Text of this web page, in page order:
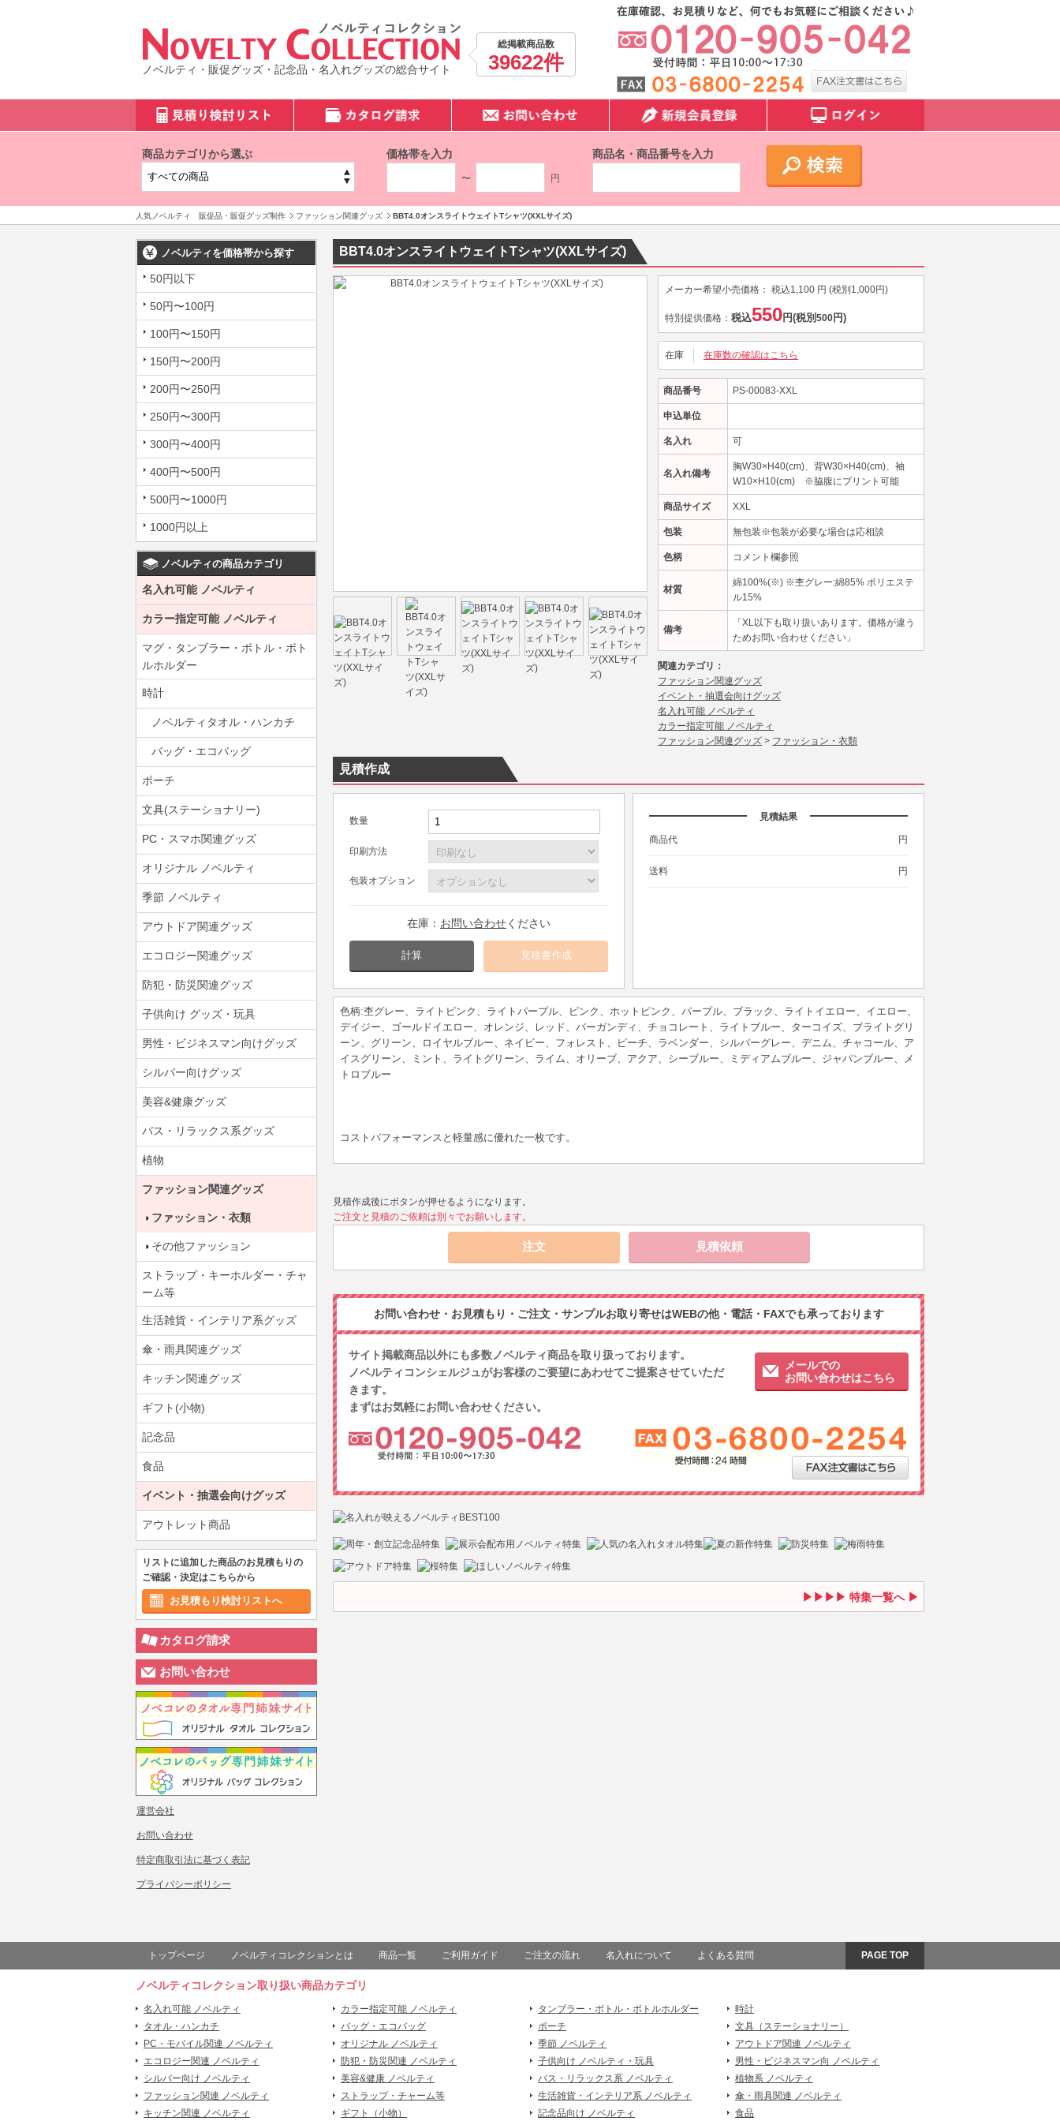
ノベルティ・販促グッズ・記念品・名入れグッズの総合サイト
総掲載商品数
39622件
商品カテゴリから選ぶ 価格帯を入力
〜 円
商品名・商品番号を入力
人気ノベルティ 販促品・販促グッズ制作 ファッション関連グッズ BBT4.0オンスライトウェイトTシャツ(XXLサイズ)
ノベルティを価格帯から探す
50円以下
50円〜100円
100円〜150円
150円〜200円
200円〜250円
250円〜300円
300円〜400円
400円〜500円
500円〜1000円
1000円以上
ノベルティの商品カテゴリ
名入れ可能 ノベルティ
カラー指定可能 ノベルティ
マグ・タンブラー・ボトル・ボト
ルホルダー
時計
ノベルティタオル・ハンカチ
バッグ・エコバッグ
ポーチ
文具(ステーショナリー)
PC・スマホ関連グッズ
オリジナル ノベルティ
季節 ノベルティ
アウトドア関連グッズ
エコロジー関連グッズ
防犯・防災関連グッズ
子供向け グッズ・玩具
男性・ビジネスマン向けグッズ
シルバー向けグッズ
美容&健康グッズ
バス・リラックス系グッズ
植物
ファッション関連グッズ
ファッション・衣類
その他ファッション
ストラップ・キーホルダー・チャ
ーム等
生活雑貨・インテリア系グッズ
傘・雨具関連グッズ
キッチン関連グッズ
ギフト(小物)
記念品
食品
イベント・抽選会向けグッズ
アウトレット商品
リストに追加した商品のお見積もりの
ご確認・決定はこちらから
お見積もり検討リストへ
カタログ請求
お問い合わせ
運営会社
お問い合わせ
特定商取引法に基づく表記
プライバシーポリシー
BBT4.0オンスライトウェイトTシャツ(XXLサイズ)
メーカー希望小売価格： 税込1,100 円 (税別 1,000円)
特別提供価格： 税込550円(税別 500円)
在庫 在庫数の確認はこちら
商品番号 PS-00083-XXL
申込単位
名入れ 可
名入れ備考
胸W30×H40(cm)、背W30×H40(cm)、袖
W10×H10(cm) ※脇腹にプリント可能
商品サイズ XXL
包装 無包装※包装が必要な場合は応相談
色柄 コメント欄参照
材質
綿100%(※) ※杢グレー:綿85% ポリエステ
ル15%
備考
「XL以下も取り扱いあります。価格が違う
ためお問い合わせください」
関連カテゴリ：
ファッション関連グッズ
イベント・抽選会向けグッズ
名入れ可能 ノベルティ
カラー指定可能 ノベルティ
ファッション関連グッズ > ファッション・衣類
見積作成
数量
印刷方法
包装オプション
在庫： お問い合わせください
計算
見積結果
商品代 円
送料 円
色柄:杢グレー、ライトピンク、ライトパープル、ピンク、ホットピンク、パープル、ブラック、ライトイエロー、イエロー、
デイジー、ゴールドイエロー、オレンジ、レッド、バーガンディ、チョコレート、ライトブルー、ターコイズ、ブライトグリ
ーン、グリーン、ロイヤルブルー、ネイビー、フォレスト、ピーチ、ラベンダー、シルバーグレー、デニム、チャコール、ア
イスグリーン、ミント、ライトグリーン、ライム、オリーブ、アクア、シーブルー、ミディアムブルー、ジャパンブルー、メ
トロブルー
コストパフォーマンスと軽量感に優れた一枚です。
見積作成後にボタンが押せるようになります。
ご注文と見積のご依頼は別々でお願いします。
お問い合わせ・お見積もり・ご注文・サンプルお取り寄せはWEBの他・電話・FAXでも承っております
サイト掲載商品以外にも多数ノベルティ商品を取り扱っております。
ノベルティコンシェルジュがお客様のご要望にあわせてご提案させていただ
きます。
まずはお気軽にお問い合わせください。
メールでの
お問い合わせはこちら
特集一覧へ
トップページ ノベルティコレクションとは 商品一覧 ご利用ガイド ご注文の流れ 名入れについて よくある質問 PAGE TOP
ノベルティコレクション取り扱い商品カテゴリ
名入れ可能 ノベルティ カラー指定可能 ノベルティ タンブラー・ボトル・ボトルホルダー
時計
タオル・ハンカチ
バッグ・エコバッグ ポーチ
文具（ステーショナリー）
PC・モバイル関連 ノベルティ
オリジナル ノベルティ 季節 ノベルティ
アウトドア関連 ノベルティ
エコロジー関連 ノベルティ
防犯・防災関連 ノベルティ 子供向け ノベルティ・玩具
男性・ビジネスマン向 ノベルティ
シルバー向け ノベルティ
美容&健康 ノベルティ バス・リラックス系 ノベルティ
植物系 ノベルティ
ファッション関連 ノベルティ
ストラップ・チャーム等 生活雑貨・インテリア系 ノベルティ
傘・雨具関連 ノベルティ
キッチン関連 ノベルティ
ギフト（小物） 記念品向け ノベルティ 食品